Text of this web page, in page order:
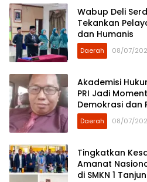
Wabup Deli
Tekankan
dan Humanis
Daerah 08/07/
Akademisi
PRI Jadi
Demokrasi dan
Rakyat
Daerah 08/07/
Tingkatkan
Amanat
di SMKN 1